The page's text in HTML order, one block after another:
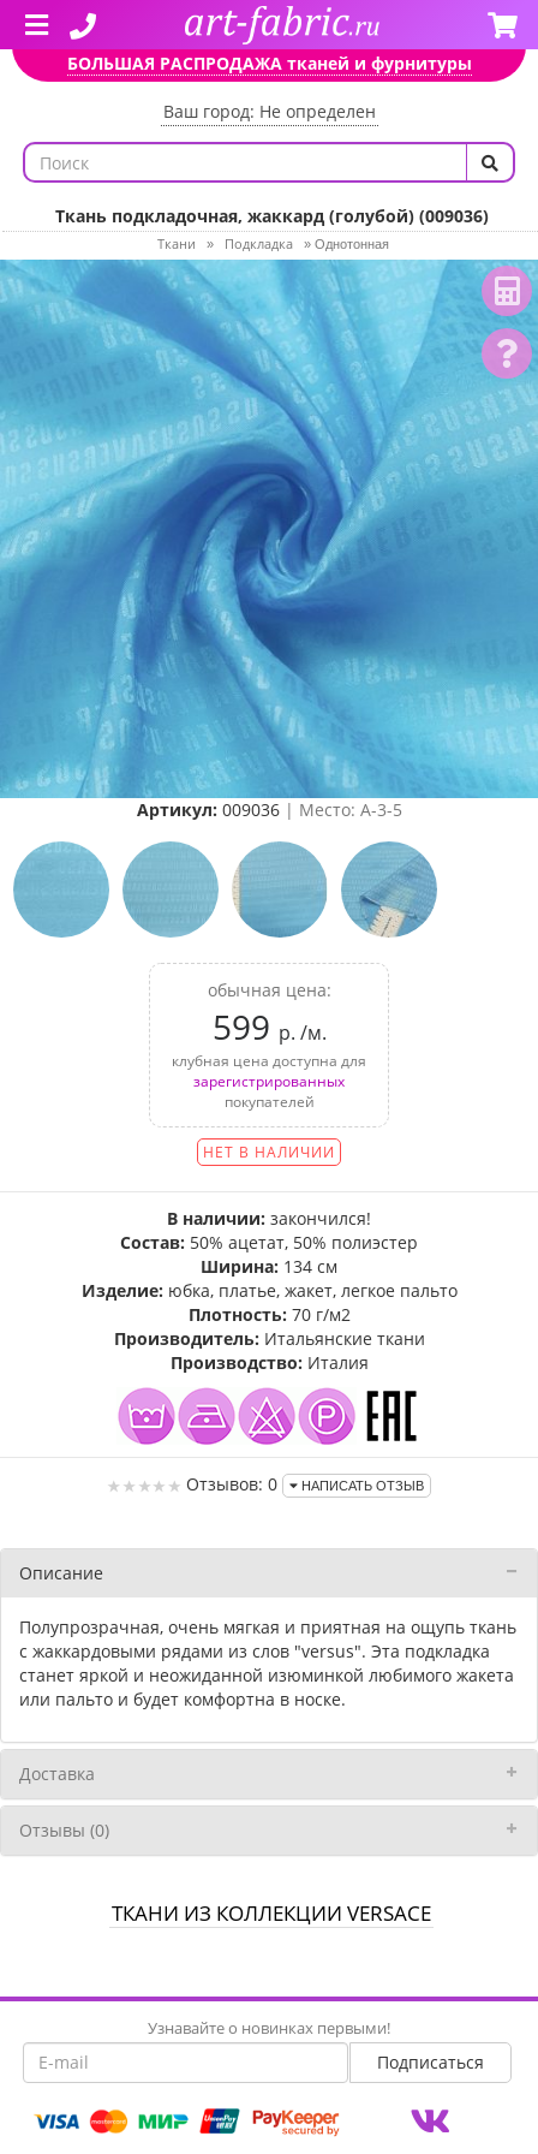
БОЛЬШАЯ РАСПРОДАЖА тканей и фурнитуры
Ваш город: Не определен
Ткань подкладочная, жаккард (голубой) (009036)
Ткани » Подкладка » Однотонная
Артикул: 009036| Место: A-3-5
обычная цена:
599 р. /м.
клубная цена доступна для
зарегистрированных
покупателей
НЕТ В НАЛИЧИИ
В наличии: закончился!
Состав: 50% ацетат, 50% полиэстер
Ширина: 134 см
Изделие: юбка, платье, жакет, легкое пальто
Плотность: 70 г/м2
Производитель: Итальянские ткани
Производство: Италия
Отзывов: 0 НАПИСАТЬ ОТЗЫВ
Описание
Полупрозрачная, очень мягкая и приятная на ощупь ткань
с жаккардовыми рядами из слов "versus". Эта подкладка
станет яркой и неожиданной изюминкой любимого жакета
или пальто и будет комфортна в носке.
Доставка
Отзывы (0)
ТКАНИ ИЗ КОЛЛЕКЦИИ VERSACE
Узнавайте о новинках первыми!